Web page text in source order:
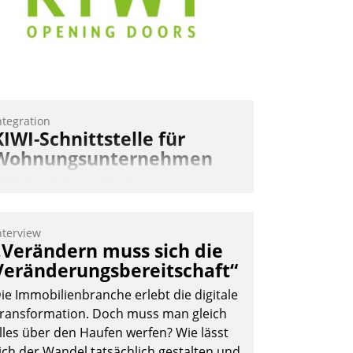
Schnittstelle für
Datatrain.
muss sich die
Immobilienbranche erlebt die digitale
Doch muss man gleich
über den Haufen werfen? Wie lässt